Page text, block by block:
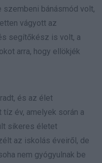
szembeni bánásmód volt,
vágyott az
segítőkész is volt, a
arra, hogy ellökjék
és az élet
év, amelyek során a
sikeres életet
az iskolás éveiről, de
nem gyógyulnak be